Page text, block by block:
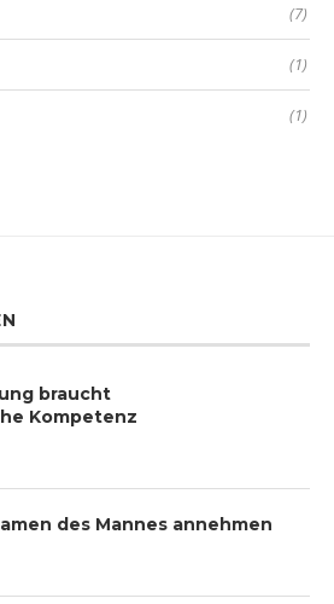
(7)
(1)
(1)
braucht
Kompetenz
des Mannes annehmen